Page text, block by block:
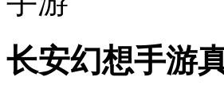
长安幻想手游